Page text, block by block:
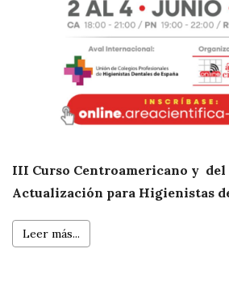
III Curso Centroamericano y del
Actualización para Higienistas
Leer más...